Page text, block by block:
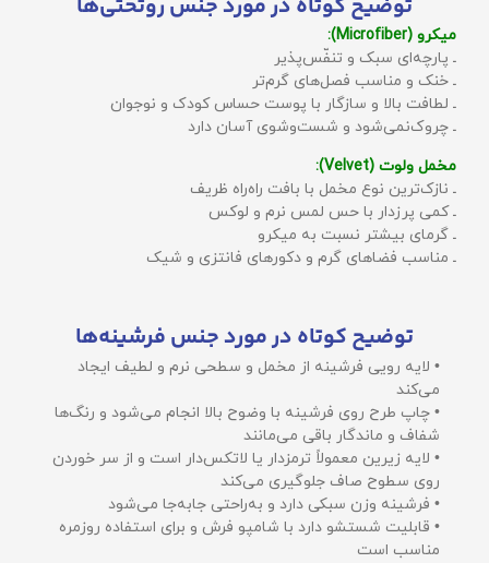
توضیح کوتاه در مورد جنس روتختی‌ها
میکرو (Microfiber):
ـ پارچه‌ای سبک و تنفّس‌پذیر
ـ خنک و مناسب فصل‌های گرم‌تر
ـ لطافت بالا و سازگار با پوست حساس کودک و نوجوان
ـ چروک‌نمی‌شود و شست‌وشوی آسان دارد
مخمل ولوت (Velvet):
ـ نازک‌ترین نوع مخمل با بافت راه‌راه ظریف
ـ کمی پرزدار با حس لمس نرم و لوکس
ـ گرمای بیشتر نسبت به میکرو
ـ مناسب فضاهای گرم و دکورهای فانتزی و شیک
توضیح کوتاه در مورد جنس فرشینه‌ها
• لایه رویی فرشینه از مخمل و سطحی نرم و لطیف ایجاد
می‌کند
• چاپ طرح روی فرشینه با وضوح بالا انجام می‌شود و رنگ‌ها
شفاف و ماندگار باقی می‌مانند
• لایه زیرین معمولاً ترمزدار یا لاتکس‌دار است و از سر خوردن
روی سطوح صاف جلوگیری می‌کند
• فرشینه وزن سبکی دارد و به‌راحتی جابه‌جا می‌شود
• قابلیت شستشو دارد با شامپو فرش و برای استفاده روزمره
مناسب است